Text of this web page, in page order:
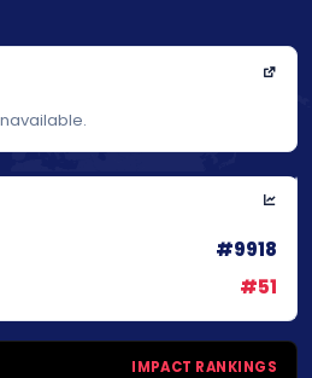
#9918
#51
IMPACT RANKINGS